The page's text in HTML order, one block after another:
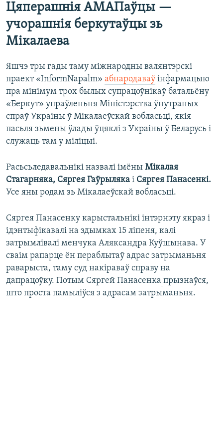
Цяперашнія АМАПаўцы —
учорашнія беркутаўцы зь
Мікалаева
Яшчэ тры гады таму міжнародны валянтэрскі
праект «InformNapalm» абнародаваў інфармацыю
пра мінімум трох былых супрацоўнікаў батальёну
«Беркут» упраўленьня Міністэрства ўнутраных
спраў Украіны ў Мікалаеўскай вобласьці, якія
пасьля зьмены ўлады ўцяклі з Украіны ў Беларусь і
служаць там у міліцыі.
Расьсьледавальнікі назвалі імёны Мікалая
Стагарняка, Сяргея Гаўрыляка і Сяргея Панасенкі.
Усе яны родам зь Мікалаеўскай вобласьці.
Сяргея Панасенку карыстальнікі інтэрнэту якраз і
ідэнтыфікавалі на здымках 15 ліпеня, калі
затрымлівалі менчука Аляксандра Куўшынава. У
сваім рапарце ён пераблытаў адрас затрыманьня
раварыста, таму суд накіраваў справу на
дапрацоўку. Потым Сяргей Панасенка прызнаўся,
што проста памыліўся з адрасам затрыманьня.